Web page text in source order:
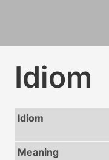
Idiom
Idiom
Meaning